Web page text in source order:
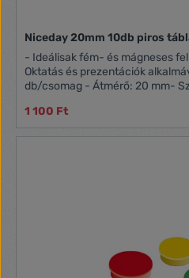
Niceday 20mm 10db piros
- Ideálisak fém- és mágneses
Oktatás és prezentációk
db/csomag - Átmérő: 20 mm-
1 100 Ft